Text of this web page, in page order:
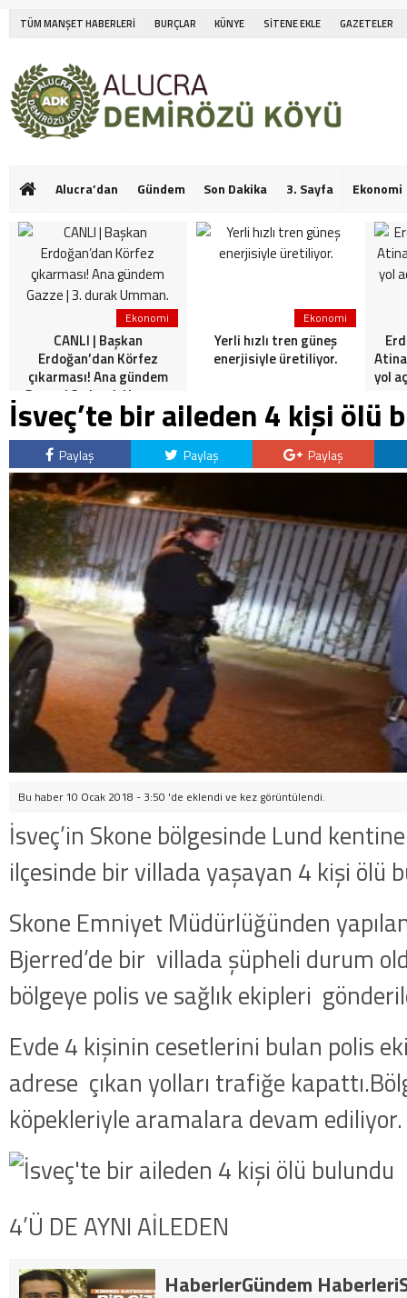
TÜM MANŞET HABERLERİ BURÇLAR KÜNYE SİTENE EKLE GAZETELER
Alucra’dan Gündem Son Dakika 3. Sayfa Ekonomi
Ekonomi
CANLI | Başkan
Erdoğan’dan Körfez
çıkarması! Ana gündem
Gazze | 3. durak Umman.
Ekonomi
Yerli hızlı tren güneş
enerjisiyle üretiliyor.
yol
İsveç’te bir aileden 4 kişi ölü
Paylaş Paylaş Paylaş
Bu haber 10 Ocak 2018 - 3:50 'de eklendi ve kez görüntülendi.
İsveç’in Skone bölgesinde Lund
ilçesinde bir villada yaşayan 4 kişi ölü
Skone Emniyet Müdürlüğünden
Bjerred’de bir villada şüpheli durum
bölgeye polis ve sağlık ekipleri
Evde 4 kişinin cesetlerini bulan polis
adrese çıkan yolları trafiğe
köpekleriyle aramalara devam ediliyor.
4’Ü DE AYNI AİLEDEN
HaberlerGündem